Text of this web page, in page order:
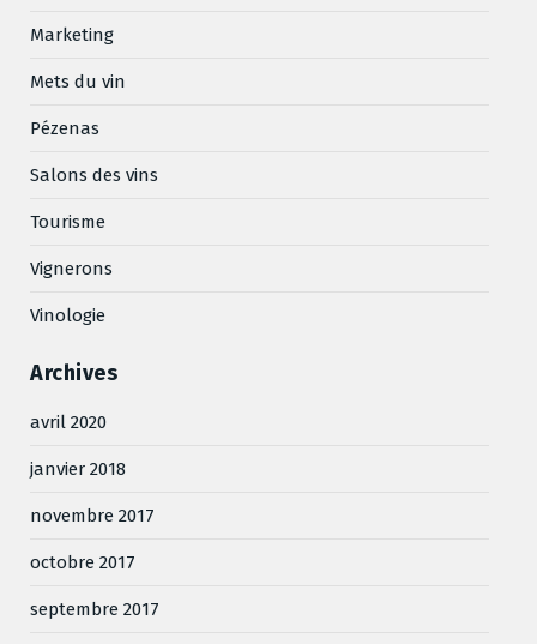
Marketing
Mets du vin
Pézenas
Salons des vins
Tourisme
Vignerons
Vinologie
Archives
avril 2020
janvier 2018
novembre 2017
octobre 2017
septembre 2017